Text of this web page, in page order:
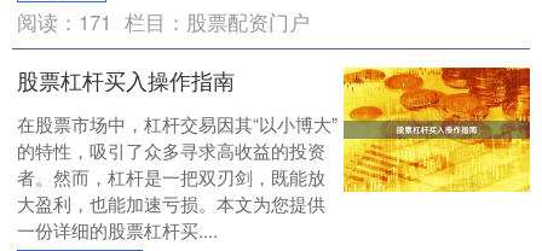
阅读： 171 栏目： 股票配资门户
股票杠杆买入操作指南
在股票市场中，杠杆交易因其“以小博大”
的特性，吸引了众多寻求高收益的投资
者。然而，杠杆是一把双刃剑，既能放
大盈利，也能加速亏损。本文为您提供
一份详细的股票杠杆买....